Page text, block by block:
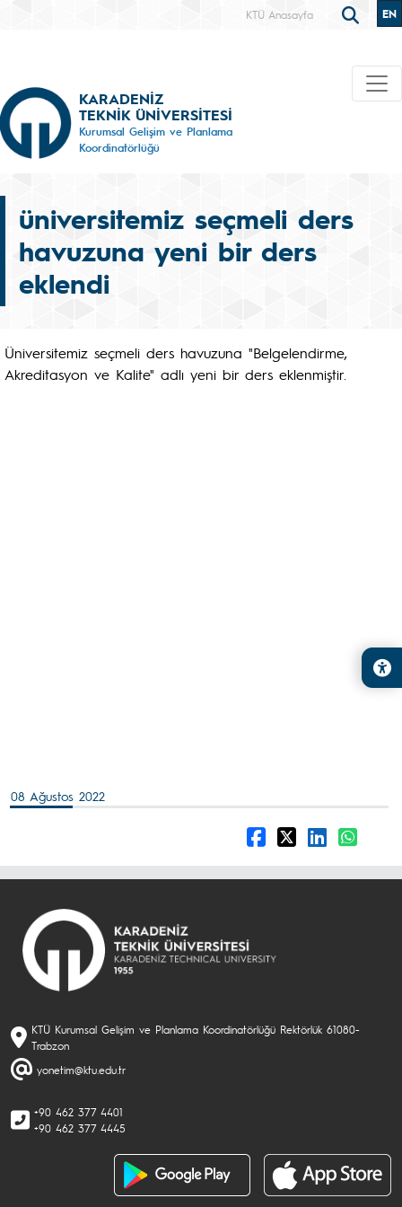
KTÜ Anasayfa EN
KARADENİZ
TEKNİK ÜNİVERSİTESİ
Kurumsal Gelişim ve Planlama
Koordinatörlüğü
üniversitemiz seçmeli ders
havuzuna yeni bir ders
eklendi
Üniversitemiz seçmeli ders havuzuna "Belgelendirme,
Akreditasyon ve Kalite" adlı yeni bir ders eklenmiştir.
08 Ağustos 2022
KTÜ Kurumsal Gelişim ve Planlama Koordinatörlüğü Rektörlük 61080-
Trabzon
yonetim@ktu.edu.tr
+90 462 377 4401
+90 462 377 4445